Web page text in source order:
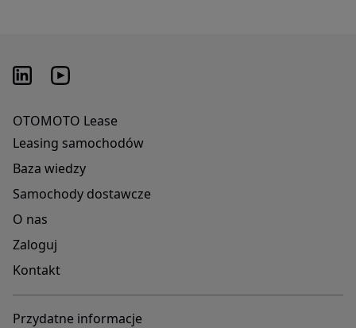
OTOMOTO Lease
Leasing samochodów
Baza wiedzy
Samochody dostawcze
O nas
Zaloguj
Kontakt
Przydatne informacje